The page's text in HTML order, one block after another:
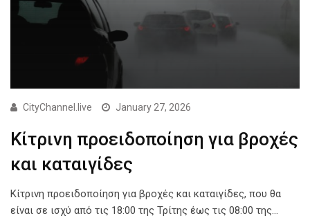
CityChannel.live January 27, 2026
Κίτρινη προειδοποίηση για βροχές
και καταιγίδες
Κίτρινη προειδοποίηση για βροχές και καταιγίδες, που θα
είναι σε ισχύ από τις 18:00 της Τρίτης έως τις 08:00 της…